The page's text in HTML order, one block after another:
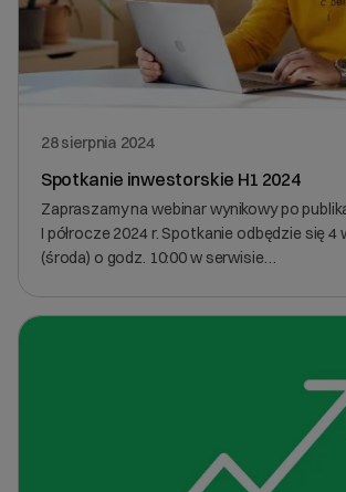
28 sierpnia 2024
Spotkanie inwestorskie H1 2024
Zapraszamy na webinar wynikowy po
I półrocze 2024 r. Spotkanie odbędzie się 4
(środa) o godz. 10:00 w serwisie…